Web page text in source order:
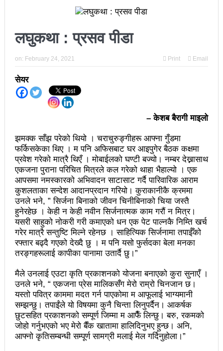
काङ्ग्रेस नेता मिश्रको आरोप : बालेन सरकारले सिमा क्षेत्रका
जनतालाई अनावश्यक दु:ख दियो
पूर्वप्रधानमन्त्री ओलीलाई पितृशोक
नवनिर्वाचित राष्ट्रिय सभा सदस्यहरुले शपथ लिए
चार स्थानमा रास्वपा विजयीः काँग्रेस र नेकपाले खाता खोले
रञ्जु दर्शना विजयीः अधिकांश स्थानमा रास्वपा अगाडि
प्रतिनिधिसभा सदस्य निर्वाचनः ६० प्रतिशत मत खस्यो,
काठमाडौँसहित केही स्थानमा रातीदेखि नै गणना सुरु हुने
निर्वाचनले सङ्घीय लोकतान्त्रिक गणतन्त्रात्मक प्रणालीलाई
अझ सुदृढ बनाएको छः प्रचण्ड
छिटफुटबाहेक शान्तिपूर्ण रुपमा मतदान सम्पन्न
आज प्रतिनिधिसभा सदस्य निर्वाचनः देशैभर मतदान जारी
बैतडीमा जन्तिबस दुर्घटनाः १३ जनाको मृत्यु
पुरस्कार वितरणबिनै काउन्सिलले सम्पन्न गर्‍यो वार्षिकोत्सव
हितेन्द्रदेव शाक्यलाई पद छाड्नुपर्ने नैतिक दबाबः समय बुझेर
बाटो खुलाउन मन्त्री घिसिङको म्यासेज
खतिवडाको नयाँ गीत जमाना आजकाल
लघुकथा : प्रसव पीडा
on: February 24, 2021 Print Email
सेयर
– केशब बैरागी माइलो
झमक्क साँझ परेको थियो । चराचुरुङ्गीहरू आफ्ना गुँडमा
फर्किसकेका थिए । म पनि अफिसबाट घर आइपुगेर बैठक कक्षमा
प्रवेश गरेको मात्रै थिएँ । मोबाईलको घण्टी बज्यो। नम्बर देख्नासाथ
एकजना पुराना परिचित मित्रले कल गरेको थाहा भैहाल्यो । एक
आपसमा नमस्कारको अभिवादन साटासाट गर्दै पारिवारिक आराम
कुशलताका सन्देश आदानप्रदान गरियो। कुराकानीकै क्रममा
उनले भने, ” सिर्जना बिनाको जीवन चिनीबिनाको चिया जस्तै
हुनेरहेछ । केही न केही नवीन सिर्जनात्मक काम गरौं न मित्र।
यसरी साहुको नोकरी गरी कमाएको धन एक पेट पाल्नकै निम्ति खर्च
गरेर मात्रै सन्तुष्टि मिल्ने रहेनछ । साहित्यिक सिर्जनामा तपाईँको
रफ्तार बढ्दै गएको देख्दै छु । म पनि यसो फुर्सदका बेला मनका
तरङ्गहरूलाई कापीका पानामा उतार्दै छु।”
मैले उनलाई एउटा कृति प्रकाशनको योजना बनाएको कुरा सुनाएँ ।
उनले भने, “ एकजना प्रेस मालिकसँग मेरो राम्रो चिनजान छ।
यस्तो पवित्र काममा मदत गर्न पाएकोमा म आफूलाई भाग्यमानी
सम्झन्छु। तपाईंले यो विषयमा कुनै चिन्ता लिनुपर्दैन। आकर्षक
छुटसहित प्रकाशनको सम्पूर्ण जिम्मा म आफैँ लिन्छु। बरु, रकमको
जोहो गर्नुभएको भए मेरो बैँक खातामा हालिदिनुभए हुन्छ। अनि,
आफ्नो कृतिसम्बन्धी सम्पूर्ण सामग्री मलाई मेल गर्दिनुहोला।”